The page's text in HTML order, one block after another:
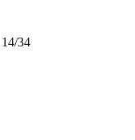
34